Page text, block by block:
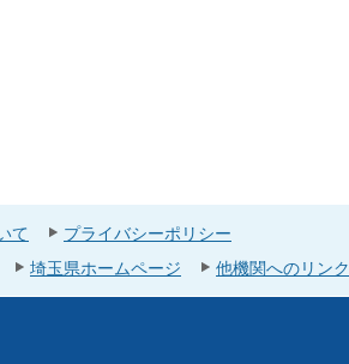
て
プライバシーポリシー
埼玉県ホームページ 他機関へのリンク